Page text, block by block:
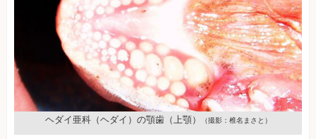
ヘダイ亜科（ヘダイ）の顎歯（上顎） （撮影：椎名まさと）